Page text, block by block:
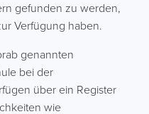
gefunden zu werden,
Verfügung haben.
genannten
bei der
über ein Register
wie